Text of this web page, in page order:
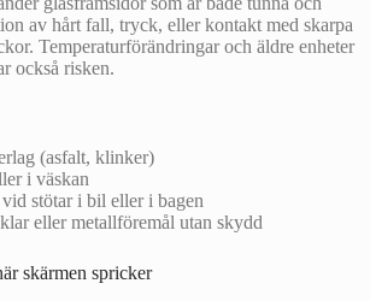
av hårt fall, tryck, eller kontakt med skarpa
Temperaturförändringar och äldre enheter
också risken.
(asfalt, klinker)
i väskan
stötar i bil eller i bagen
eller metallföremål utan skydd
skärmen spricker